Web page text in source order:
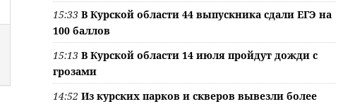
15:33 В Курской области 44 выпускника сдали ЕГЭ на
100 баллов
15:13 В Курской области 14 июля пройдут дожди с
грозами
14:52 Из курских парков и скверов вывезли более